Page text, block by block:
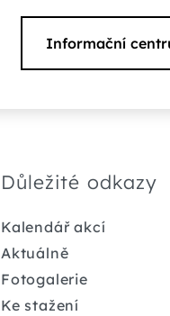
Informační
Důležité odkazy
Kalendář akcí
Aktuálně
Fotogalerie
Ke stažení